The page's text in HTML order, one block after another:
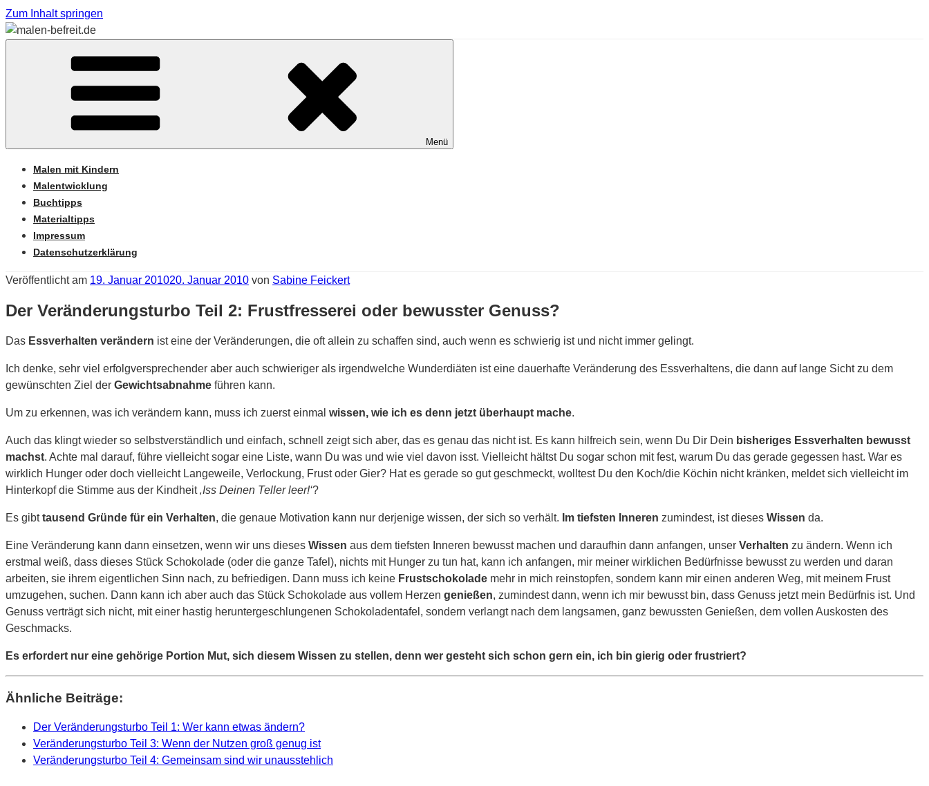
Zum Inhalt springen
MALEN-BEFREIT.DE
Sabine Feickert – Atelier für begleitetes Malen
Menü
Malen mit Kindern
Malentwicklung
Buchtipps
Materialtipps
Impressum
Datenschutzerklärung
Veröffentlicht am 19. Januar 201020. Januar 2010 von Sabine Feickert
Der Veränderungsturbo Teil 2: Frustfresserei oder bewusster Genuss?
Das Essverhalten verändern ist eine der Veränderungen, die oft allein zu schaffen sind, auch wenn es schwierig ist und nicht immer gelingt.
Ich denke, sehr viel erfolgversprechender aber auch schwieriger als irgendwelche Wunderdiäten ist eine dauerhafte Veränderung des Essverhaltens, die dann auf lange Sicht zu dem
gewünschten Ziel der Gewichtsabnahme führen kann.
Um zu erkennen, was ich verändern kann, muss ich zuerst einmal wissen, wie ich es denn jetzt überhaupt mache.
Auch das klingt wieder so selbstverständlich und einfach, schnell zeigt sich aber, das es genau das nicht ist. Es kann hilfreich sein, wenn Du Dir Dein bisheriges Essverhalten bewusst
machst. Achte mal darauf, führe vielleicht sogar eine Liste, wann Du was und wie viel davon isst. Vielleicht hältst Du sogar schon mit fest, warum Du das gerade gegessen hast. War es
wirklich Hunger oder doch vielleicht Langeweile, Verlockung, Frust oder Gier? Hat es gerade so gut geschmeckt, wolltest Du den Koch/die Köchin nicht kränken, meldet sich vielleicht im
Hinterkopf die Stimme aus der Kindheit‚Iss Deinen Teller leer!‘?
Es gibttausend Gründe für ein Verhalten, die genaue Motivation kann nur derjenige wissen, der sich so verhält. Im tiefsten Inneren zumindest, ist dieses Wissen da.
Eine Veränderung kann dann einsetzen, wenn wir uns dieses Wissen aus dem tiefsten Inneren bewusst machen und daraufhin dann anfangen, unser Verhalten zu ändern. Wenn ich
erstmal weiß, dass dieses Stück Schokolade (oder die ganze Tafel), nichts mit Hunger zu tun hat, kann ich anfangen, mir meiner wirklichen Bedürfnisse bewusst zu werden und daran
arbeiten, sie ihrem eigentlichen Sinn nach, zu befriedigen. Dann muss ich keine Frustschokolade mehr in mich reinstopfen, sondern kann mir einen anderen Weg, mit meinem Frust
umzugehen, suchen. Dann kann ich aber auch das Stück Schokolade aus vollem Herzen genießen, zumindest dann, wenn ich mir bewusst bin, dass Genuss jetzt mein Bedürfnis ist. Und
Genuss verträgt sich nicht, mit einer hastig heruntergeschlungenen Schokoladentafel, sondern verlangt nach dem langsamen, ganz bewussten Genießen, dem vollen Auskosten des
Geschmacks.
Es erfordert nur eine gehörige Portion Mut, sich diesem Wissen zu stellen, denn wer gesteht sich schon gern ein, ich bin gierig oder frustriert?
Ähnliche Beiträge:
Der Veränderungsturbo Teil 1: Wer kann etwas ändern?
Veränderungsturbo Teil 3: Wenn der Nutzen groß genug ist
Veränderungsturbo Teil 4: Gemeinsam sind wir unausstehlich